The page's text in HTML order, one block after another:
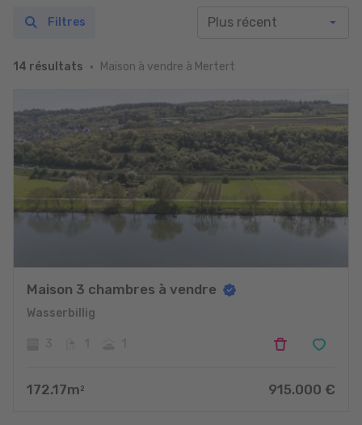
14 résultats Maison à vendre à Mertert
Filtres
Maison 3 chambres à vendre
Wasserbillig
172.17m 2 915.000 €